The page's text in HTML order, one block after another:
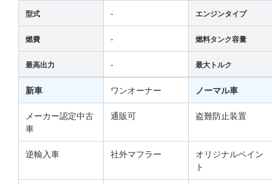
型式 - エンジンタイプ
燃費 - 燃料タンク容量
最高出力 - 最大トルク
新車 ワンオーナー ノーマル車
メーカー認定中古
車
通販可 盗難防止装置
逆輸入車 社外マフラー
オリジナルペイン
ト